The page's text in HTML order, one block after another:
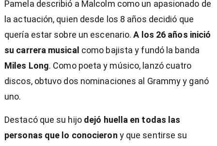
Pamela describió a Malcolm como un apasionado de
la actuación, quien desde los 8 años decidió que
quería estar sobre un escenario.A los 26 años inició
su carrera musical como bajista y fundó la banda
Miles Long. Como poeta y músico, lanzó cuatro
discos, obtuvo dos nominaciones al Grammy y ganó
uno.
Destacó que su hijo dejó huella en todas las
personas que lo conocieron y que sentirse su